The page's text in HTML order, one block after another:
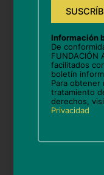
electrónico*
Guarda mi
Información
De
FUNDACIÓN
facilitados
boletín
Para obtener
tratamiento
derechos,
Privacidad